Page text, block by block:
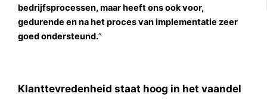
bedrijfsprocessen, maar heeft ons ook voor,
gedurende en na het proces van implementatie zeer
goed ondersteund.”
Klanttevredenheid staat hoog in het vaandel